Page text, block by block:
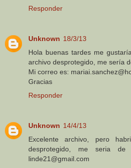
Responder
Unknown 18/3/13
Hola buenas tardes me
archivo desprotegido, me sería
Mi correo es:
Gracias
Responder
Unknown 14/4/13
Excelente archivo, pero
desprotegido, me seria de
linde21@gmail.com